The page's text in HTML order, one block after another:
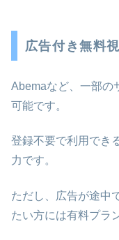
広告付き無料
Abemaなど、一部の
可能です。
登録不要で利用でき
力です。
ただし、広告が途中
たい方には有料プラ